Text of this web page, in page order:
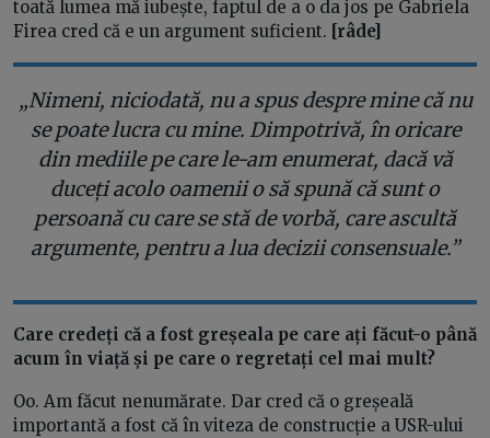
toată lumea mă iubește, faptul de a o da jos pe Gabriela
Firea cred că e un argument suficient. [râde]
„Nimeni, niciodată, nu a spus despre mine că nu
se poate lucra cu mine. Dimpotrivă, în oricare
din mediile pe care le-am enumerat, dacă vă
duceți acolo oamenii o să spună că sunt o
persoană cu care se stă de vorbă, care ascultă
argumente, pentru a lua decizii consensuale.”
Care credeți că a fost greșeala pe care ați făcut-o până
acum în viață și pe care o regretați cel mai mult?
Oo. Am făcut nenumărate. Dar cred că o greșeală
importantă a fost că în viteza de construcție a USR-ului